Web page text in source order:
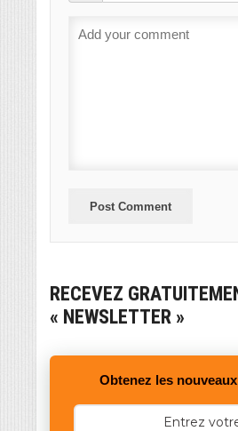
RECEVEZ
« NEWSLETTER »
Obtenez les